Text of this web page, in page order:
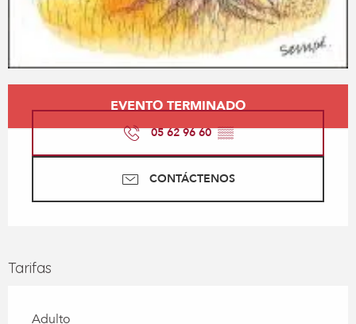
EVENTO TERMINADO
05 62 96 60▒▒
CONTÁCTENOS
Tarifas
Adulto